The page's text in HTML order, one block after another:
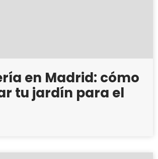
en Madrid: cómo
tu jardín para el